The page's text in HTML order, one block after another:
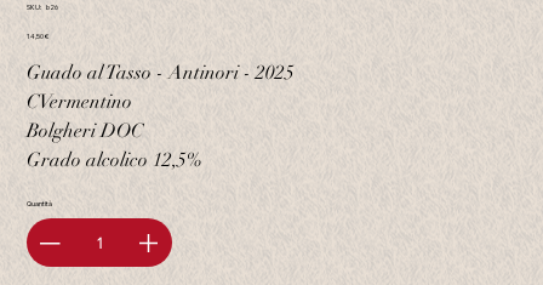
SKU: SKU
b26
Prezzo
14,50 €
Guado al Tasso - Antinori - 2025
CVermentino
Bolgheri DOC
Grado alcolico 12,5%
Quantità